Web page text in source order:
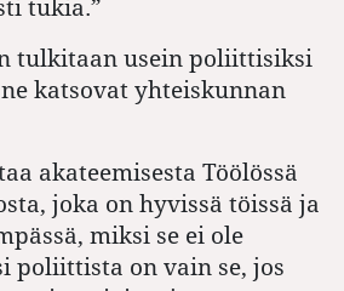
tukia.”
tulkitaan usein poliittisiksi
katsovat yhteiskunnan
akateemisesta Töölössä
joka on hyvissä töissä ja
miksi se ei ole
poliittista on vain se, jos